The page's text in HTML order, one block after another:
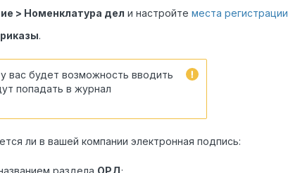
> Номенклатура дел и настройте места регистрации
.
вас будет возможность вводить
попадать в журнал
ли в вашей компании электронная подпись: